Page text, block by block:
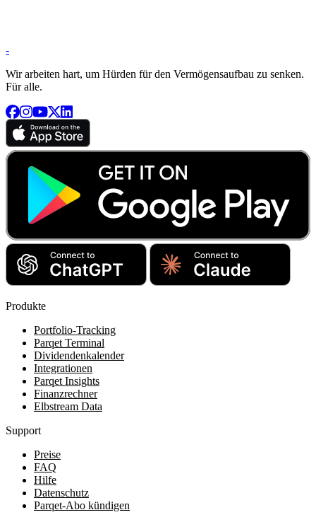
-
Wir arbeiten hart, um Hürden für den Vermögensaufbau zu senken.
Für alle.
Produkte
Portfolio-Tracking
Parqet Terminal
Dividendenkalender
Integrationen
Parqet Insights
Finanzrechner
Elbstream Data
Support
Preise
FAQ
Hilfe
Datenschutz
Parqet-Abo kündigen